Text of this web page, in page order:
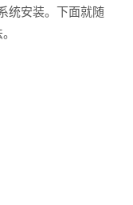
统安装。下面就随